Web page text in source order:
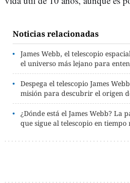
Noticias relacionadas
James Webb, el telescopio
el universo más lejano para
Despega el telescopio James
misión para descubrir el origen
¿Dónde está el James Webb? La
que sigue al telescopio en tiempo